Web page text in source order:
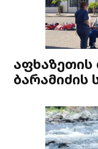
აფხაზეთის
ბარამიძის